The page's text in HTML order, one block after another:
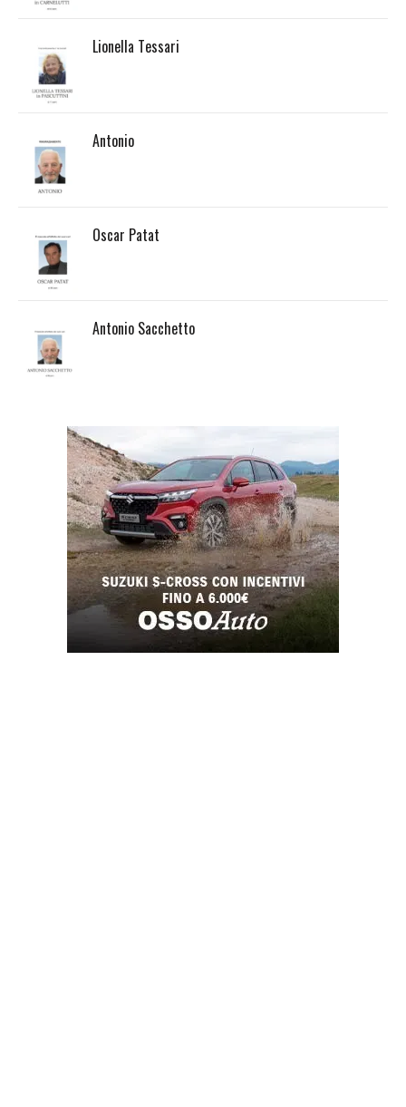
Lionella Tessari
Antonio
Oscar Patat
Antonio Sacchetto